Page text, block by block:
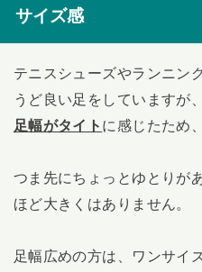
サイズ感
テニスシューズやランニン
うど良い足をしていますが、
足幅がタイト に感じたため
つま先にちょっとゆとりが
ほど大きくはありません。
足幅広めの方は、ワンサイ